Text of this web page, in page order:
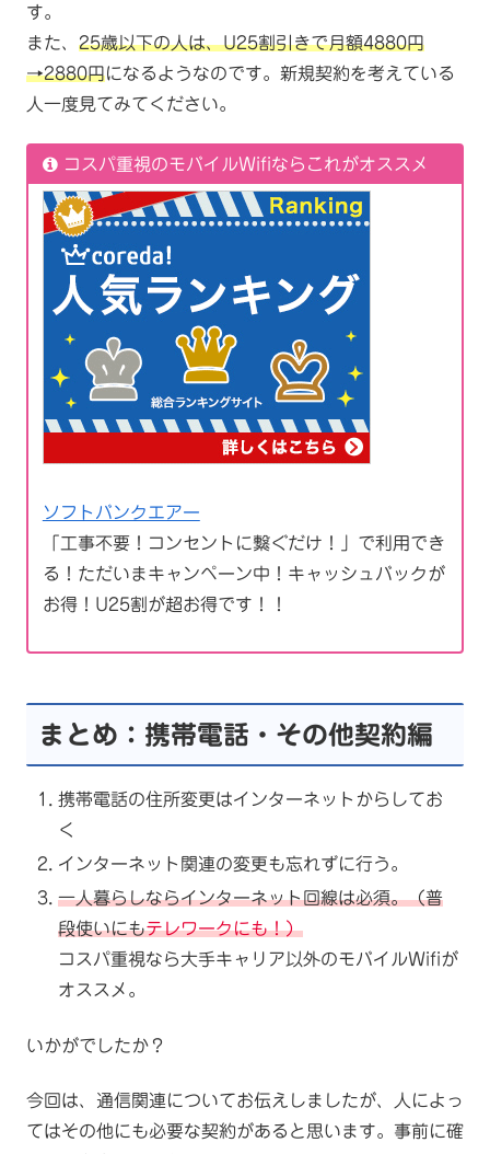
す。
また、 25歳以下の人は、U25割引きで月額4880円
→2880円になるようなのです。新規契約を考えている
人一度見てみてください。
コスパ重視のモバイルWifiならこれがオススメ
ソフトバンクエアー
「工事不要！コンセントに繋ぐだけ！」で利用でき
る！ただいまキャンペーン中！キャッシュバックが
お得！U25割が超お得です！！
まとめ：携帯電話・その他契約編
携帯電話の住所変更はインターネットからしてお
く
インターネット関連の変更も忘れずに行う。
一人暮らしならインターネット回線は必須。（普
段使いにもテレワークにも！）
コスパ重視なら大手キャリア以外のモバイルWifiが
オススメ。
いかがでしたか？
今回は、通信関連についてお伝えしましたが、人によっ
てはその他にも必要な契約があると思います。事前に確